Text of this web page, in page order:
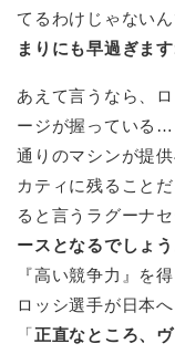
てるわけじゃない
まりにも早過ぎます
あえて言うなら、
ージが握っている
通りのマシンが提
カティに残ること
ると言うラグーナ
ースとなるでしょう
『高い競争力』を
ロッシ選手が日本
「正直なところ、